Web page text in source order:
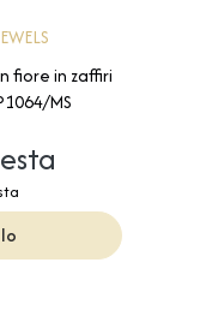
fiore in zaffiri
MS